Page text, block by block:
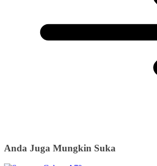
Anda Juga Mungkin Suka